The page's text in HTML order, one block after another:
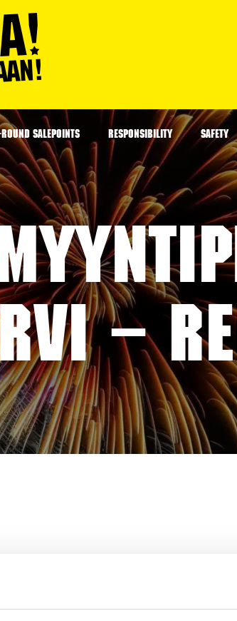
ROUND SALEPOINTS RESPONSIBILITY SAFETY
–